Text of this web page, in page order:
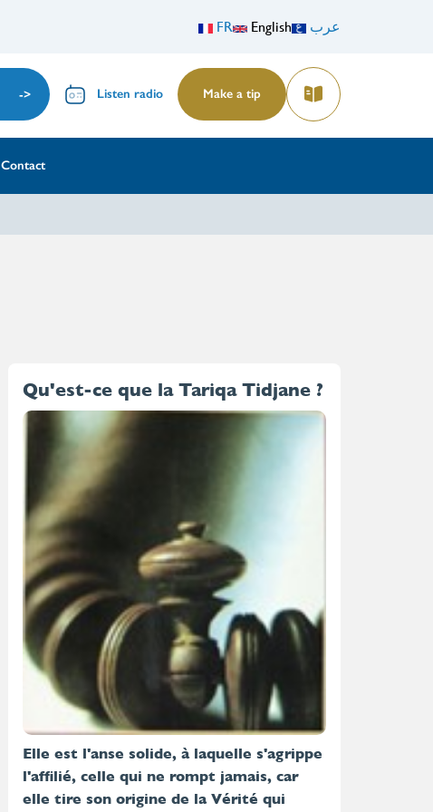
FR English عرب
Menu
header
Listen radio Make a tip Read
Contact
Qu'est-ce que la Tariqa Tidjane ?
Elle est l'anse solide,à laquelle s'agrippe
l'affilié, celle qui ne rompt jamais, car
elle tire son origine de la Vérité qui